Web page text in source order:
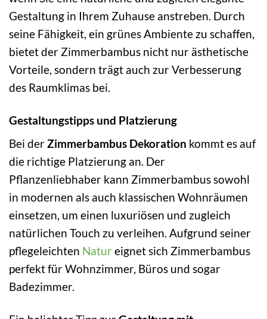
Gestaltung in Ihrem Zuhause anstreben. Durch
seine Fähigkeit, ein grünes Ambiente zu schaffen,
bietet der Zimmerbambus nicht nur ästhetische
Vorteile, sondern trägt auch zur Verbesserung
des Raumklimas bei.
Gestaltungstipps und Platzierung
Bei derZimmerbambus Dekoration kommt es auf
die richtige Platzierung an. Der
Pflanzenliebhaber kann Zimmerbambus sowohl
in modernen als auch klassischen Wohnräumen
einsetzen, um einen luxuriösen und zugleich
natürlichen Touch zu verleihen. Aufgrund seiner
pflegeleichten Natur eignet sich Zimmerbambus
perfekt für Wohnzimmer, Büros und sogar
Badezimmer.